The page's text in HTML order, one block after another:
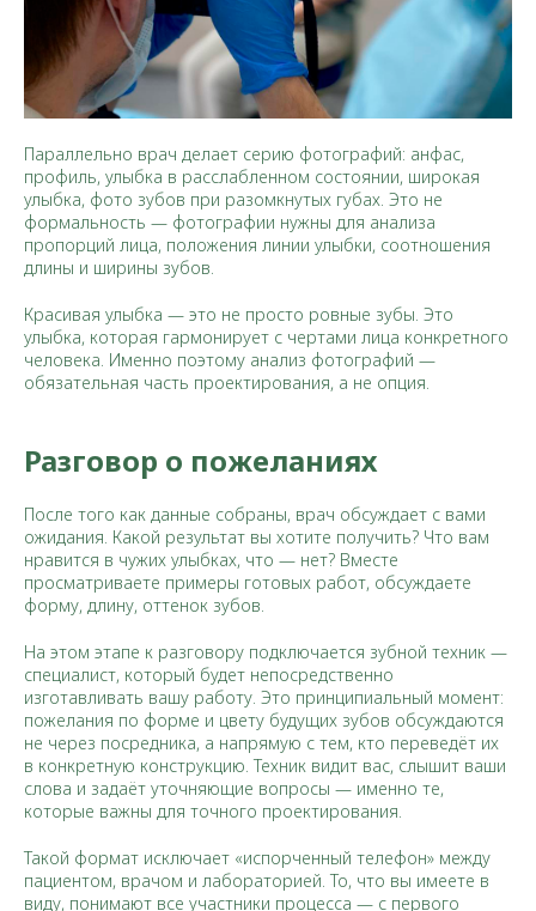
Параллельно врач делает серию фотографий: анфас,
профиль, улыбка в расслабленном состоянии, широкая
улыбка, фото зубов при разомкнутых губах. Это не
формальность — фотографии нужны для анализа
пропорций лица, положения линии улыбки, соотношения
длины и ширины зубов.
Красивая улыбка — это не просто ровные зубы. Это
улыбка, которая гармонирует с чертами лица конкретного
человека. Именно поэтому анализ фотографий —
обязательная часть проектирования, а не опция.
Разговор о пожеланиях
После того как данные собраны, врач обсуждает с вами
ожидания. Какой результат вы хотите получить? Что вам
нравится в чужих улыбках, что — нет? Вместе
просматриваете примеры готовых работ, обсуждаете
форму, длину, оттенок зубов.
На этом этапе к разговору подключается зубной техник —
специалист, который будет непосредственно
изготавливать вашу работу. Это принципиальный момент:
пожелания по форме и цвету будущих зубов обсуждаются
не через посредника, а напрямую с тем, кто переведёт их
в конкретную конструкцию. Техник видит вас, слышит ваши
слова и задаёт уточняющие вопросы — именно те,
которые важны для точного проектирования.
Такой формат исключает «испорченный телефон» между
пациентом, врачом и лабораторией. То, что вы имеете в
виду, понимают все участники процесса — с первого